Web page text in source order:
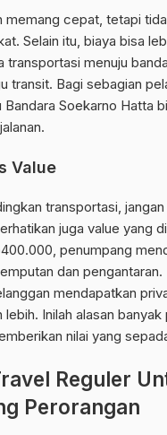
memang cepat, tetapi
Selain itu, biaya bisa
transportasi menuju
transit. Bagi sebagian
Bandara Soekarno Hatta
Value
transportasi,
juga value yang
penumpang
dan
mendapatkan
lebih. Inilah alasan banyak
nilai yang
Reguler
Perorangan